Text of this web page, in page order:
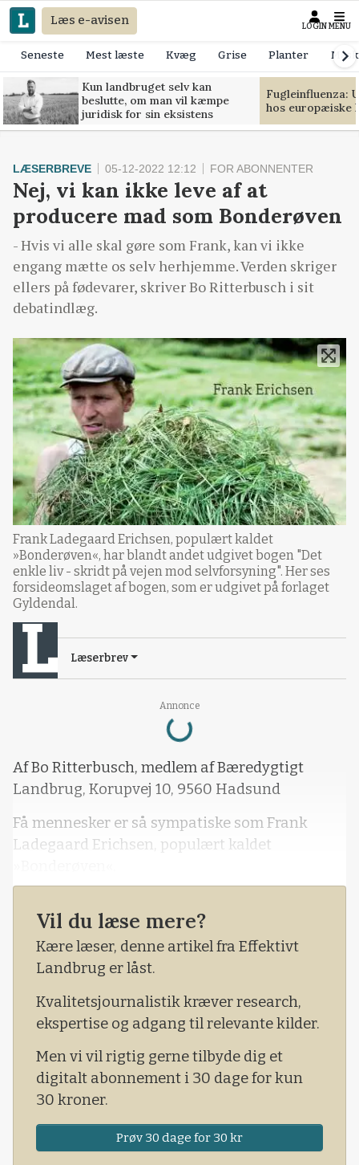
Læs e-avisen LOGIN MENU
Seneste Mest læste Kvæg Grise Planter
Kun landbruget selv kan
beslutte, om man vil kæmpe
juridisk for sin eksistens
Fugleinfluenza:
hos europæiske
Annonce
Loading...
LÆSERBREVE 05-12-2022 12:12 FOR ABONNENTER
Nej, vi kan ikke leve af at
producere mad som Bonderøven
- Hvis vi alle skal gøre som Frank, kan vi ikke
engang mætte os selv herhjemme. Verden skriger
ellers på fødevarer, skriver Bo Ritterbusch i sit
debatindlæg.
Frank Ladegaard Erichsen, populært kaldet
»Bonderøven«, har blandt andet udgivet bogen "Det
enkle liv - skridt på vejen mod selvforsyning". Her ses
forsideomslaget af bogen, som er udgivet på forlaget
Gyldendal.
Læserbrev
Af Bo Ritterbusch, medlem af Bæredygtigt
Landbrug, Korupvej 10, 9560 Hadsund
Få mennesker er så sympatiske som Frank
Ladegaard Erichsen, populært kaldet
nye bog fra denne dygtige tv-personlighed,
bonde, foredragsholder og forfatter.
Vil du læse mere?
Kære læser, denne artikel fra Effektivt
Landbrug er låst.
Kvalitetsjournalistik kræver research,
ekspertise og adgang til relevante kilder.
Men vi vil rigtig gerne tilbyde dig et
digitalt abonnement i 30 dage for kun
30 kroner.
Prøv 30 dage for 30 kr